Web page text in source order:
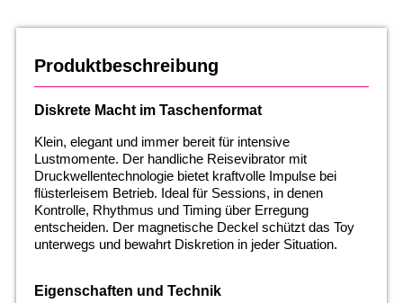
Produktbeschreibung
Diskrete Macht im Taschenformat
Klein, elegant und immer bereit für intensive
Lustmomente. Der handliche Reisevibrator mit
Druckwellentechnologie bietet kraftvolle Impulse bei
flüsterleisem Betrieb. Ideal für Sessions, in denen
Kontrolle, Rhythmus und Timing über Erregung
entscheiden. Der magnetische Deckel schützt das Toy
unterwegs und bewahrt Diskretion in jeder Situation.
Eigenschaften und Technik